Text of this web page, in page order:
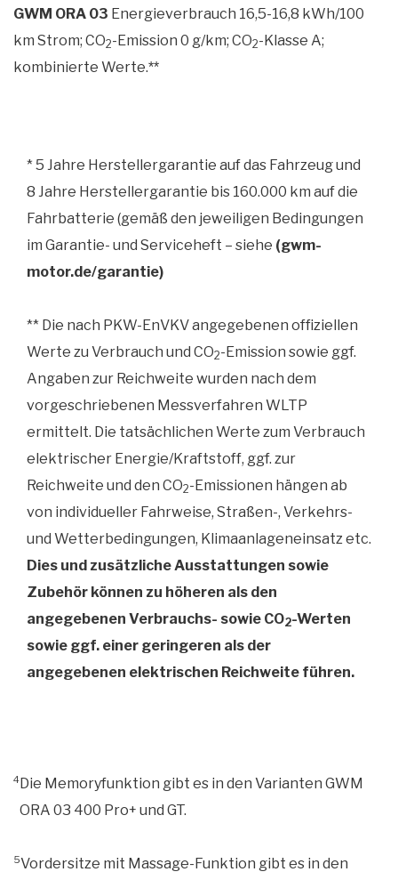
GWM ORA 03 Energieverbrauch 16,5-16,8 kWh/100
km Strom; CO2-Emission 0 g/km; CO2-Klasse A;
kombinierte Werte.**
* 5 Jahre Herstellergarantie auf das Fahrzeug und
8 Jahre Herstellergarantie bis 160.000 km auf die
Fahrbatterie (gemäß den jeweiligen Bedingungen
im Garantie- und Serviceheft – siehe (gwm-
motor.de/garantie)
** Die nach PKW-EnVKV angegebenen offiziellen
Werte zu Verbrauch und CO2-Emission sowie ggf.
Angaben zur Reichweite wurden nach dem
vorgeschriebenen Messverfahren WLTP
ermittelt. Die tatsächlichen Werte zum Verbrauch
elektrischer Energie/Kraftstoff, ggf. zur
Reichweite und den CO2-Emissionen hängen ab
von individueller Fahrweise, Straßen-, Verkehrs-
und Wetterbedingungen, Klimaanlageneinsatz etc.
Dies und zusätzliche Ausstattungen sowie
Zubehör können zu höheren als den
angegebenen Verbrauchs- sowie CO2-Werten
sowie ggf. einer geringeren als der
angegebenen elektrischen Reichweite führen.
4Die Memoryfunktion gibt es in den Varianten GWM
ORA 03 400 Pro+ und GT.
5Vordersitze mit Massage-Funktion gibt es in den